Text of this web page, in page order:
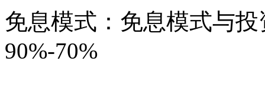
免息模式：免息模式与
90%-70%